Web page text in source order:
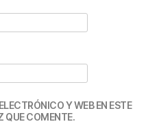
Y WEB EN ESTE
QUE COMENTE.